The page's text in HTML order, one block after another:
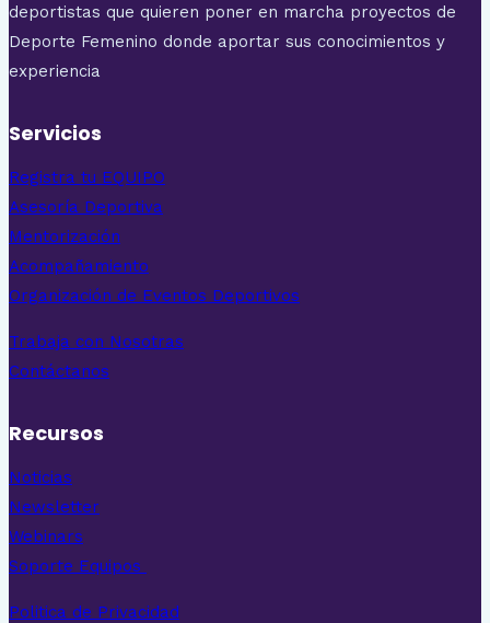
deportistas que quieren poner en marcha proyectos de
Deporte Femenino donde aportar sus conocimientos y
experiencia
Servicios
Registra tu EQUIPO
Asesoría Deportiva
Mentorización
Acompañamiento
Organización de Eventos Deportivos
Trabaja con Nosotras
Contáctanos
Recursos
Noticias
Newsletter
Webinars
Soporte Equipos
Politica de Privacidad